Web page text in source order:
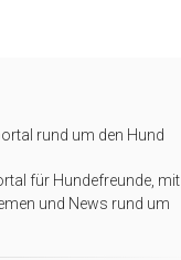
für Hundefreunde, mit
und News rund um